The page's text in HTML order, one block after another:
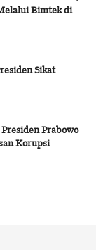
Bimtek di
Sikat
Prabowo
Korupsi